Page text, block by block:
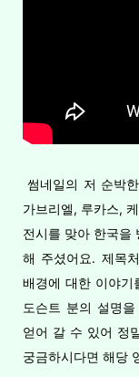
썸네일의 저 순박
가브리엘, 루카스,
전시를 맞아 한국을
해 주셨어요. 제목
배경에 대한 이야기
도슨트 분의 설명
얻어 갈 수 있어 정
궁금하시다면 해당